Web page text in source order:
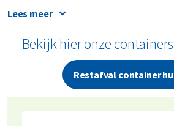
Nasortering
Het restafval dat we ophalen,
nagesorteerd door onze
ketenpartners. Door een
Lees meer
Bekijk hier onze
Restafval container